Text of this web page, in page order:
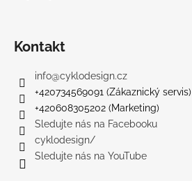
Kontakt
info@cyklodesign.cz
+420734569091 (Zákaznický servis)
+420608305202 (Marketing)
Sledujte nás na Facebooku
cyklodesign/
Sledujte nás na YouTube